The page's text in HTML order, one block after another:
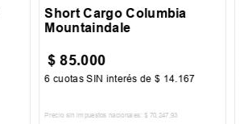
Short Cargo Columbia
Mountaindale
$ 85.000
6 cuotas SIN interés de$ 14 167
Precio sin impuestos nacionales: $ 70 247 ,93